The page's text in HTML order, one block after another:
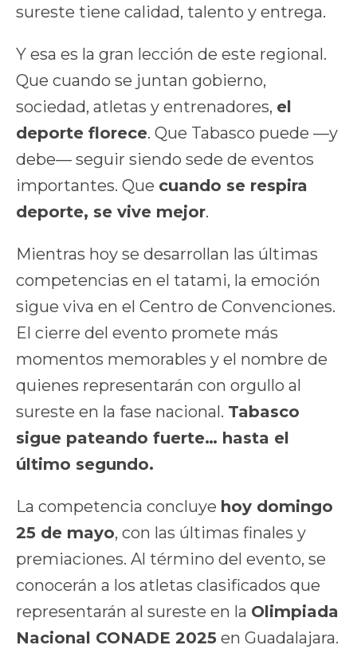
sureste tiene calidad, talento y entrega.
Y esa es la gran lección de este regional.
Que cuando se juntan gobierno,
sociedad, atletas y entrenadores, el
deporte florece. Que Tabasco puede —y
debe— seguir siendo sede de eventos
importantes. Que cuando se respira
deporte, se vive mejor.
Mientras hoy se desarrollan las últimas
competencias en el tatami, la emoción
sigue viva en el Centro de Convenciones.
El cierre del evento promete más
momentos memorables y el nombre de
quienes representarán con orgullo al
sureste en la fase nacional. Tabasco
sigue pateando fuerte… hasta el
último segundo.
La competencia concluye hoy domingo
25 de mayo, con las últimas finales y
premiaciones. Al término del evento, se
conocerán a los atletas clasificados que
representarán al sureste en la Olimpiada
Nacional CONADE 2025 en Guadalajara.